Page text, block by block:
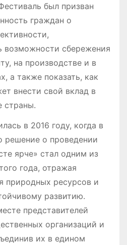
был призван
граждан о
возможности сбережения
на производстве и в
а также показать, как
внести свой вклад в
страны.
в 2016 году, когда в
решение о проведении
ярче» стал одним из
года, отражая
природных ресурсов и
развитию.
представителей
организаций и
их в едином